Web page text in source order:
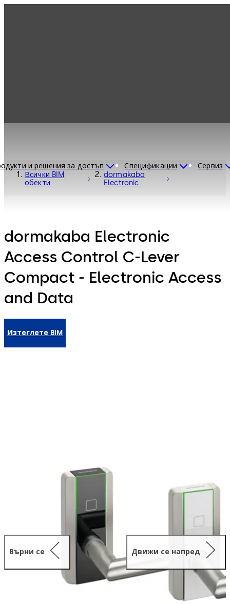
и решения за достъп Спецификации
Сервиз
Всички BIM
обекти
dormakaba
Electronic
dormakaba Electronic
Access Control C-Lever
Compact - Electronic Access
and Data
Изтеглете BIM
Върни се Движи се напред